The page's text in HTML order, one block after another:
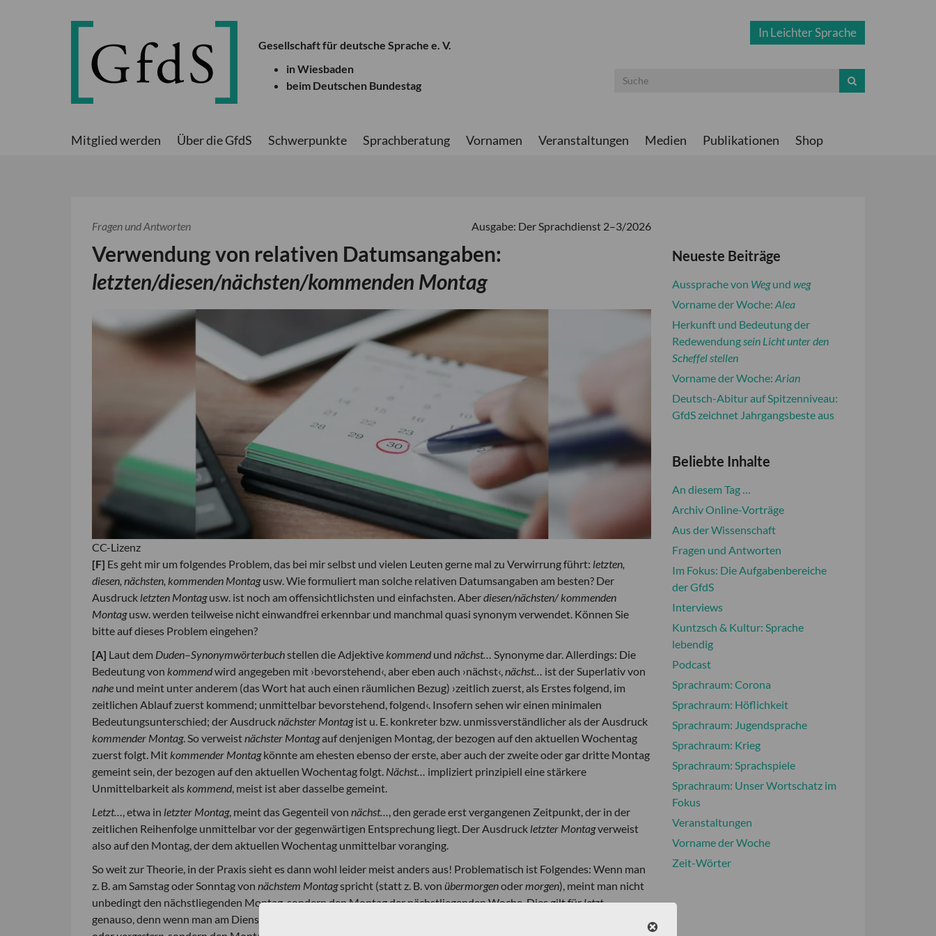
Gesellschaft für deutsche Sprache e. V.
in Wiesbaden
beim Deutschen Bundestag
In Leichter Sprache
Mitglied werden Über die GfdS Schwerpunkte Sprachberatung Vornamen Veranstaltungen Medien Publikationen Shop
Fragen und Antworten Ausgabe: Der Sprachdienst 2–3/2026
Verwendung von relativen Datumsangaben:
letzten/diesen/nächsten/kommenden Montag
CC-Lizenz
[F] Es geht mir um folgendes Problem, das bei mir selbst und vielen Leuten gerne mal zu Verwirrung führt: letzten,
diesen, nächsten, kommenden Montagusw. Wie formuliert man solche relativen Datumsangaben am besten? Der
Ausdruck letzten Montagusw. ist noch am offensichtlichsten und einfachsten. Aberdiesen/nächsten/ kommenden
Montagusw. werden teilweise nicht einwandfrei erkennbar und manchmal quasi synonym verwendet. Können Sie
bitte auf dieses Problem eingehen?
[A] Laut dem Duden–Synonymwörterbuchstellen die Adjektivekommend und nächst… Synonyme dar. Allerdings: Die
Bedeutung von kommendwird angegeben mit ›bevorstehend‹, aber eben auch ›nächst‹,nächst… ist der Superlativ von
nahe und meint unter anderem (das Wort hat auch einen räumlichen Bezug) ›zeitlich zuerst, als Erstes folgend, im
zeitlichen Ablauf zuerst kommend; unmittelbar bevorstehend, folgend‹. Insofern sehen wir einen minimalen
Bedeutungsunterschied; der Ausdrucknächster Montagist u. E. konkreter bzw. unmissverständlicher als der Ausdruck
kommender Montag. So verweistnächster Montagauf denjenigen Montag, der bezogen auf den aktuellen Wochentag
zuerst folgt. Mitkommender Montagkönnte am ehesten ebenso der erste, aber auch der zweite oder gar dritte Montag
gemeint sein, der bezogen auf den aktuellen Wochentag folgt. Nächst… impliziert prinzipiell eine stärkere
Unmittelbarkeit alskommend, meist ist aber dasselbe gemeint.
Letzt…, etwa in letzter Montag, meint das Gegenteil von nächst…, den gerade erst vergangenen Zeitpunkt, der in der
zeitlichen Reihenfolge unmittelbar vor der gegenwärtigen Entsprechung liegt. Der Ausdruck letzter Montagverweist
also auf den Montag, der dem aktuellen Wochentag unmittelbar voranging.
So weit zur Theorie, in der Praxis sieht es dann wohl leider meist anders aus! Problematisch ist Folgendes: Wenn man
z. B. am Samstag oder Sonntag von nächstem Montagspricht (statt z. B. von übermorgenodermorgen), meint man nicht
unbedingt den nächstliegenden Montag, sondern den Montag der nächstliegenden Woche. Dies gilt fürletzt…
genauso, denn wenn man am Dienstag oder Mittwoch von
Neueste Beiträge
Aussprache von Wegund weg
Vorname der Woche: Alea
Herkunft und Bedeutung der
Redewendungsein Licht unter den
Scheffel stellen
Vorname der Woche: Arian
Deutsch-Abitur auf Spitzenniveau:
GfdS zeichnet Jahrgangsbeste aus
Beliebte Inhalte
An diesem Tag …
Archiv Online-Vorträge
Aus der Wissenschaft
Fragen und Antworten
Im Fokus: Die Aufgabenbereiche
der GfdS
Interviews
Kuntzsch & Kultur: Sprache
lebendig
Podcast
Sprachraum: Corona
Sprachraum: Höflichkeit
Sprachraum: Jugendsprache
Sprachraum: Krieg
Sprachraum: Sprachspiele
Sprachraum: Unser Wortschatz im
Fokus
Veranstaltungen
Vorname der Woche
Zeit-Wörter